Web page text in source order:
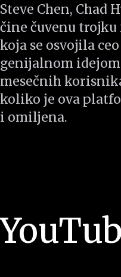
Steve Chen, Chad
čine čuvenu
koja se osvojila
genijalnom
mesečnih
koliko je ova
i omiljena.